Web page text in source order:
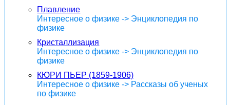
Плавление
Интересное о физике -> Энциклопедия по
физике
Кристаллизация
Интересное о физике -> Энциклопедия по
физике
КЮРИ ПЬЕР (1859-1906)
Интересное о физике -> Рассказы об ученых
по физике